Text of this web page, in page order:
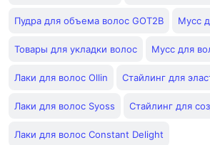
Пудра для объема волос GOT2B Мусс
Товары для укладки волос Мусс для
Лаки для волос Ollin Стайлинг для
Лаки для волос Syoss Стайлинг для
Лаки для волос Constant Delight